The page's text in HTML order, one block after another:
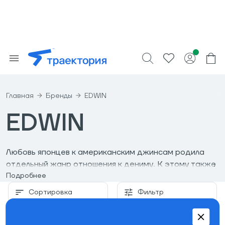
Главная Бренды EDWIN
EDWIN
Любовь японцев к американским джинсам родила
отдельный жанр отношения к дениму. К этому также
причастен Edwin. Бренд стал пионером в области
создания плотного денима и новой классики,
экспериментируя с кроем и способами обработки
ткани. Наряду с другими старожилами индустрии,
Подробнее
Сортировка
Фильтр